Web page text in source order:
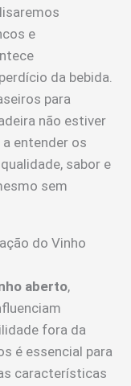
e
da bebida.
para
não estiver
entender os
sabor e
sem
do Vinho
aberto,
fora da
é essencial para
características